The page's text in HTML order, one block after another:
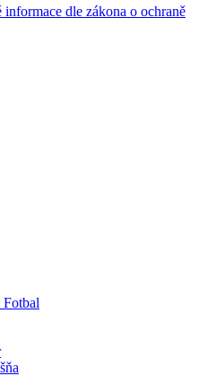
dle zákona o ochraně